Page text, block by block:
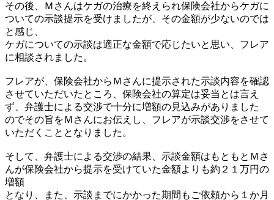
その後、Ｍさんはケガの治療を終えられ保険会社からケガに
ついての示談提示を受けましたが、その金額が少ないのでは
と感じ、
ケガについての示談は適正な金額で応じたいと思い、フレア
に相談されました。
フレアが、保険会社からＭさんに提示された示談内容を確認
させていただいたところ、 保険会社の算定は妥当とは言え
ず、弁護士による交渉で十分に増額の見込みがありました
のでその旨をＭさんにお伝えし、フレアが示談交渉をさせて
いただくこととなりました。
そして、弁護士による交渉の結果、示談金額はもともとＭさ
んが保険会社から提示を受けていた金額よりも約２１万円の
増額
となり、また、 示談までにかかった期間もご依頼から１か月